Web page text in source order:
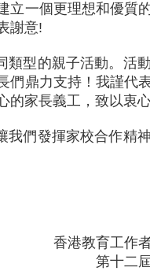
立一個更理想和優質
謝意!
型的親子活動。活
們鼎力支持！我謹代
家長義工，致以衷心
我們發揮家校合作精
香港教育工作
第十二